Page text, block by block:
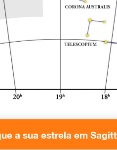
a sua estrela em